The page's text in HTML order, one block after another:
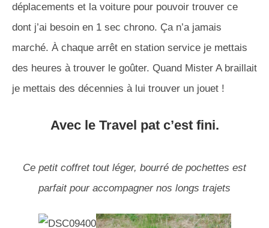
déplacements et la voiture pour pouvoir trouver ce
dont j’ai besoin en 1 sec chrono. Ça n’a jamais
marché. À chaque arrêt en station service je mettais
des heures à trouver le goûter. Quand Mister A braillait
je mettais des décennies à lui trouver un jouet !
Avec le Travel pat c’est fini.
Ce petit coffret tout léger, bourré de pochettes est
parfait pour accompagner nos longs trajets